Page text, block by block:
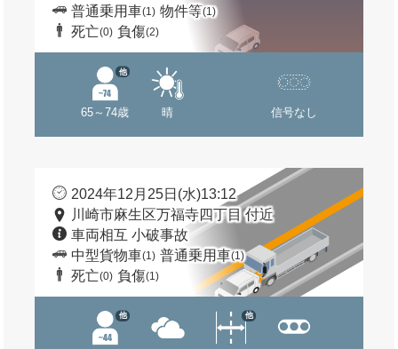
普通乗用車(1) 物件等(1)
死亡(0) 負傷(2)
65～74歳
他
晴 信号なし
2024年12月25日(水)13:12
川崎市麻生区万福寺四丁目 付近
車両相互 小破事故
中型貨物車(1) 普通乗用車(1)
死亡(0) 負傷(1)
他 他